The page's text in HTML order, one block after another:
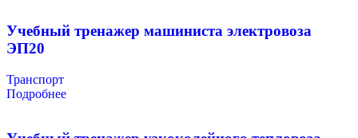
Учебный тренажер машиниста электровоза
ЭП20
Транспорт
Подробнее